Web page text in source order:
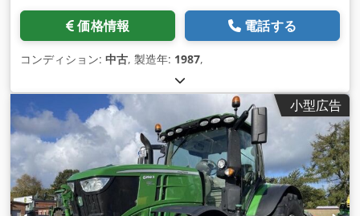
価格情報 電話する
コンディション: 中古, 製造年: 1987,
小型広告